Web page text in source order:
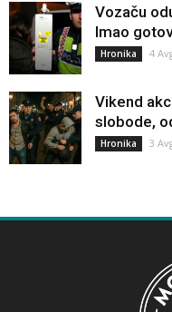
Vozaču
Imao
Hronika 4
Vikend
slobode,
Hronika 3